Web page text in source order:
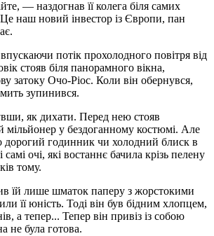
— наздогнав її колега біля самих
наш новий інвестор із Європи, пан
потік прохолодного повітря від
стояв біля панорамного вікна,
затоку Очо-Ріос. Коли він обернувся,
зупинився.
як дихати. Перед нею стояв
мільйонер у бездоганному костюмі. Але
дорогий годинник чи холодний блиск в
очі, які востаннє бачила крізь пелену
тому.
їй лише шматок паперу з жорстокими
її юність. Тоді він був бідним хлопцем,
а тепер... Тепер він привіз із собою
не була готова.